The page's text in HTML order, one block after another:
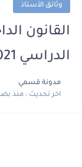
وثائق الأستاذ
القانون
الدراسي 2021-2022 Word
مدونة قسمي
اخر تحديث :منذ